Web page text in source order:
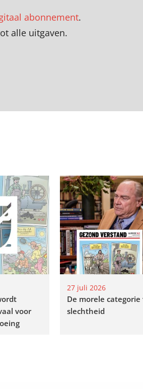
abonnement.
alle uitgaven.
voor
27 juli 2026
De morele categorie
slechtheid